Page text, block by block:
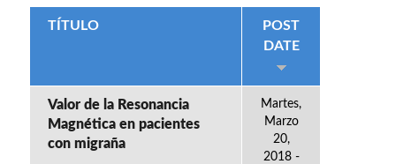
TÍTULO
POST
DATE
Valor de la Resonancia
Magnética en pacientes
con migraña
Martes,
Marzo
20,
2018 -